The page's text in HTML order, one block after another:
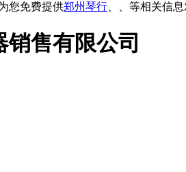
您免费提供郑州琴行
等相关信息